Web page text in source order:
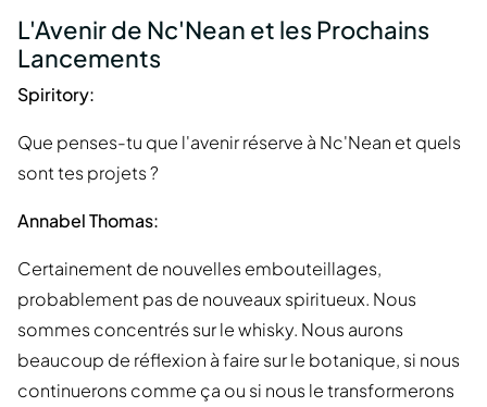
L'Avenir de Nc'Nean et les Prochains
Lancements
Spiritory:
Que penses-tu que l'avenir réserve à Nc'Nean et quels
sont tes projets ?
Annabel Thomas:
Certainement de nouvelles embouteillages,
probablement pas de nouveaux spiritueux. Nous
sommes concentrés sur le whisky. Nous aurons
beaucoup de réflexion à faire sur le botanique, si nous
continuerons comme ça ou si nous le transformerons